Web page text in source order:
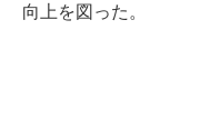
向上を図った。